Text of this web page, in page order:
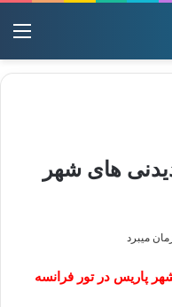
های شهر
پاریس در تور فرانسه